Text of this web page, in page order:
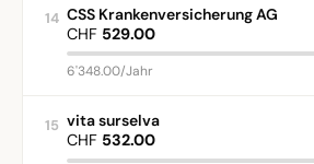
14 CSS Krankenversicherung AG
CHF 529.00
6'348.00/Jahr
15 vita surselva
CHF 532.00